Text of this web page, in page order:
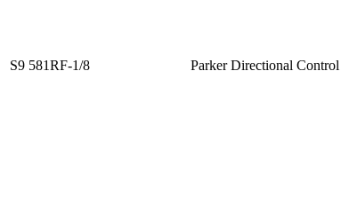
S9 581RF-1/8 Parker Directional